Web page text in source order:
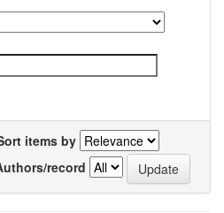
items by
record